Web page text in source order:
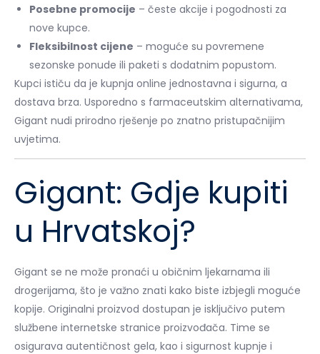
Posebne promocije – česte akcije i pogodnosti za
nove kupce.
Fleksibilnost cijene – moguće su povremene
sezonske ponude ili paketi s dodatnim popustom.
Kupci ističu da je kupnja online jednostavna i sigurna, a
dostava brza. Usporedno s farmaceutskim alternativama,
Gigant nudi prirodno rješenje po znatno pristupačnijim
uvjetima.
Gigant: Gdje kupiti
u Hrvatskoj?
Gigant se ne može pronaći u običnim ljekarnama ili
drogerijama, što je važno znati kako biste izbjegli moguće
kopije. Originalni proizvod dostupan je isključivo putem
službene internetske stranice proizvođača. Time se
osigurava autentičnost gela, kao i sigurnost kupnje i